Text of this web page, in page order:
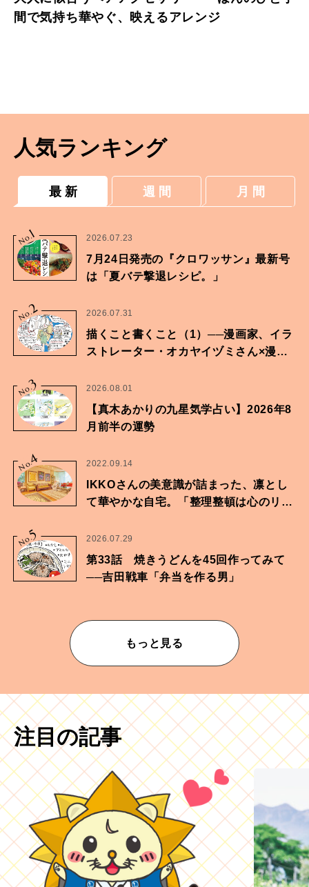
間で気持ち華やぐ、映えるアレンジ
人気ランキング
最 新 週 間 月 間
No.
1 2026.07.23
7月24日発売の『クロワッサン』最新号
は「夏バテ撃退レシピ。」
No.2 2026.07.31
描くこと書くこと（1）──漫画家、イラ
ストレーター・オカヤイヅミさん×漫画
No.
3 2026.08.01
【真木あかりの九星気学占い】2026年8
月前半の運勢
No.
4 2022.09.14
IKKOさんの美意識が詰まった、凛とし
て華やかな自宅。「整理整頓は心のリズ
No.
5 2026.07.29
第33話 焼きうどんを45回作ってみて
──吉田戦車「弁当を作る男」
もっと見る
注目の記事